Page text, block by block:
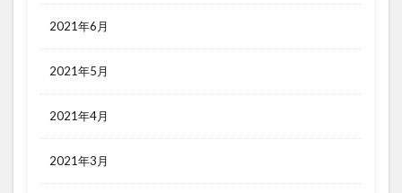
2021年6月
2021年5月
2021年4月
2021年3月